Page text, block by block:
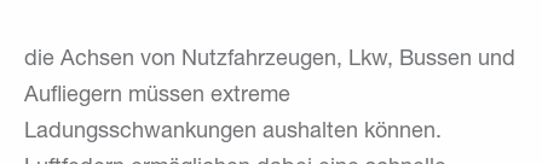
die Achsen von Nutzfahrzeugen, Lkw, Bussen und
Aufliegern müssen extreme
Ladungsschwankungen aushalten können.